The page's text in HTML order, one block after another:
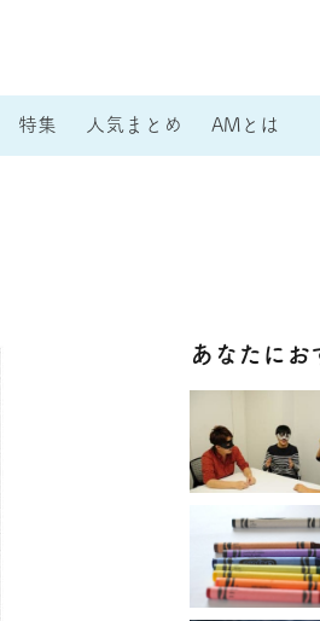
特集 人気まとめ AMとは
あなたにお